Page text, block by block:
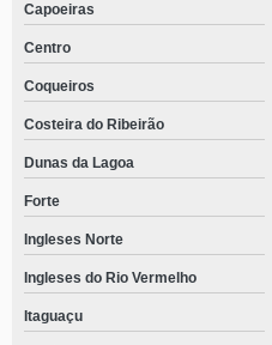
Capoeiras
Centro
Coqueiros
Costeira do Ribeirão
Dunas da Lagoa
Forte
Ingleses Norte
Ingleses do Rio Vermelho
Itaguaçu